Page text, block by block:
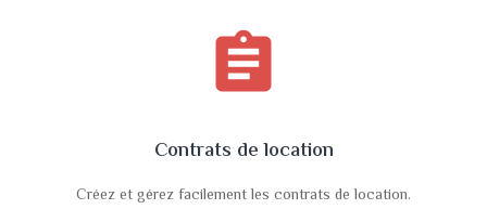
assignment
Contrats de location
Créez et gérez facilement les contrats de location.